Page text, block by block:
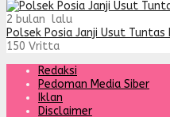
2 bulan lalu
Polsek Posia Janji Usut Tuntas
150 Vritta
Redaksi
Pedoman Media Siber
Iklan
Disclaimer